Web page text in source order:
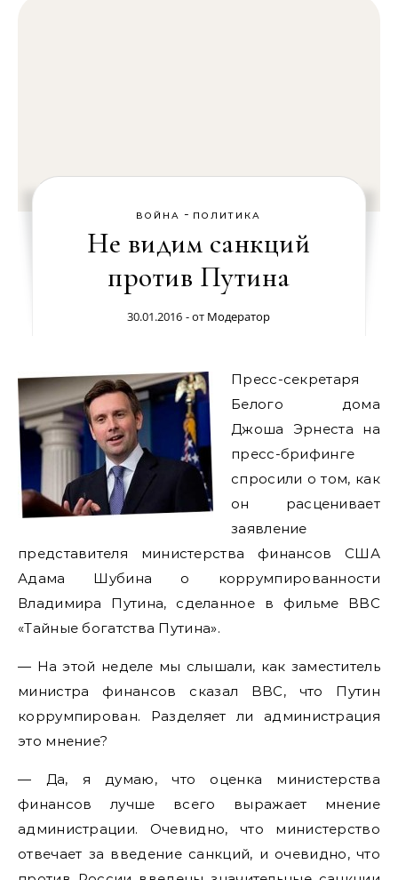
ВОЙНА - ПОЛИТИКА
Не видим санкций
против Путина
30.01.2016 - от Модератор
Пресс-секретаря
Белого дома
Джоша Эрнеста на
пресс-брифинге
спросили о том, как
он расценивает
заявление
представителя министерства финансов США
Адама Шубина о коррумпированности
Владимира Путина, сделанное в фильме BBC
«Тайные богатства Путина».
— На этой неделе мы слышали, как заместитель
министра финансов сказал BBC, что Путин
коррумпирован. Разделяет ли администрация
это мнение?
— Да, я думаю, что оценка министерства
финансов лучше всего выражает мнение
администрации. Очевидно, что министерство
отвечает за введение санкций, и очевидно, что